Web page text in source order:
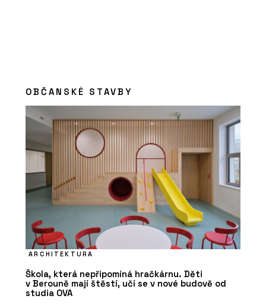
OBČANSKÉ STAVBY
ARCHITEKTURA
Škola, která nepřipomíná hračkárnu. Děti
v Berouně mají štěstí, učí se v nové budově od
studia OVA